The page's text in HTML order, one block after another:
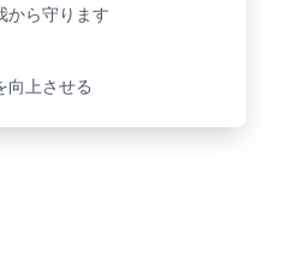
から守ります
向上させる